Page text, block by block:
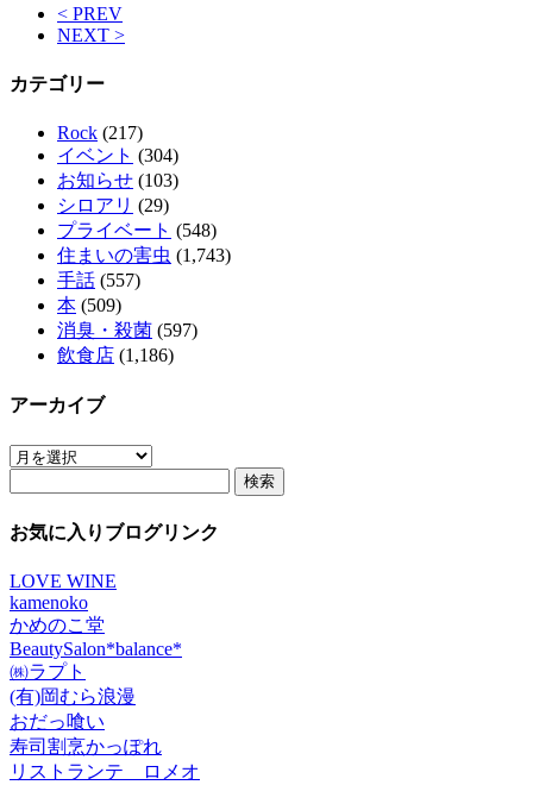
< PREV
NEXT >
カテゴリー
Rock (217)
イベント (304)
お知らせ (103)
シロアリ (29)
プライベート (548)
住まいの害虫 (1,743)
手話 (557)
本 (509)
消臭・殺菌 (597)
飲食店 (1,186)
アーカイブ
ア
イ
お気に入りブログリンク
LOVE WINE
kamenoko
かめのこ堂
BeautySalon*balance*
㈱ラプト
(有)岡むら浪漫
おだっ喰い
寿司割烹かっぽれ
リストランテ ロメオ